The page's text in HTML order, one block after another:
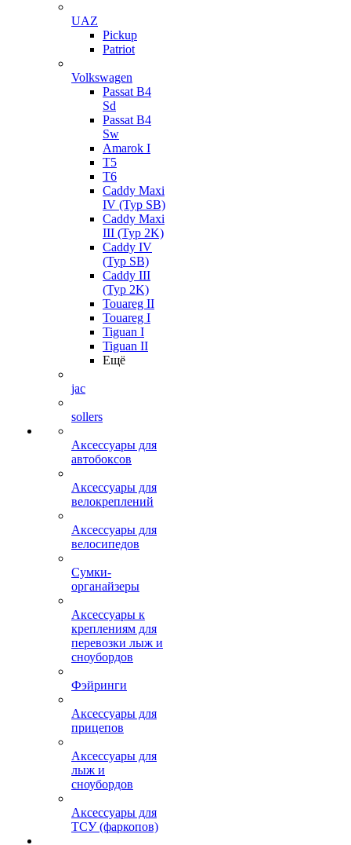
UAZ
Pickup
Patriot
Volkswagen
Passat B4
Sd
Passat B4
Sw
Amarok I
T5
T6
Caddy Maxi
IV (Typ SB)
Caddy Maxi
III (Typ 2K)
Caddy IV
(Typ SB)
Caddy III
(Typ 2K)
Touareg II
Touareg I
Tiguan I
Tiguan II
Ещё
jac
sollers
Аксессуары для
автобоксов
Аксессуары для
велокреплений
Аксессуары для
велосипедов
Сумки-
органайзеры
Аксессуары к
креплениям для
перевозки лыж и
сноубордов
Фэйринги
Аксессуары для
прицепов
Аксессуары для
лыж и
сноубордов
Аксессуары для
ТСУ (фаркопов)